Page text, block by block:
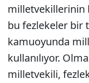
milletvekillerinin
bu fezlekeler bir
kamuoyunda
kullanılıyor.
milletvekili,